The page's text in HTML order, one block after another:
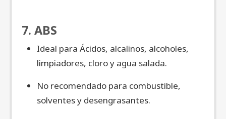
7. ABS
Ideal para Ácidos, alcalinos, alcoholes,
limpiadores, cloro y agua salada.
No recomendado para combustible,
solventes y desengrasantes.